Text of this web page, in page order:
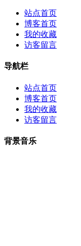
站点首页
博客首页
我的收藏
访客留言
导航栏
站点首页
博客首页
我的收藏
访客留言
背景音乐